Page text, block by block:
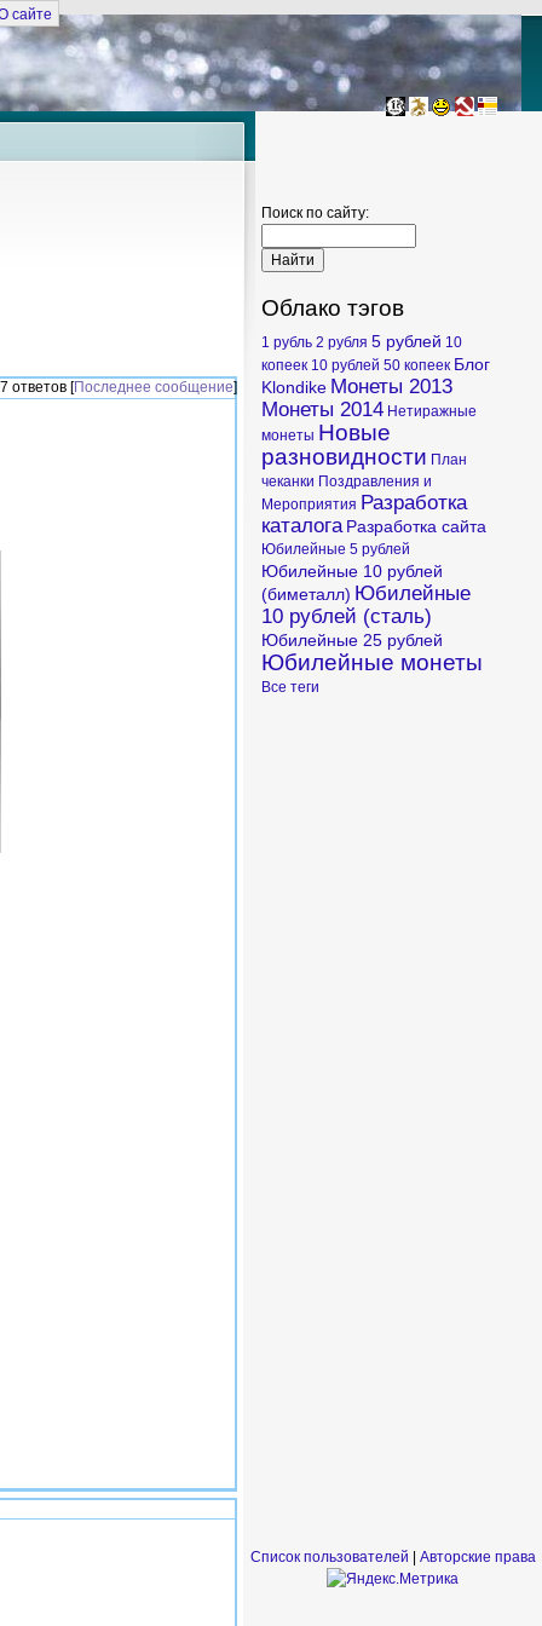
сайте
7 ответов [Последнее сообщение]
Поиск по сайту:
Облако тэгов
1 рубль 2 рубля 5 рублей 10
копеек 10 рублей 50 копеек Блог
Klondike Монеты 2013
Монеты 2014 Нетиражные
монеты Новые
разновидности План
чеканки Поздравления и
Мероприятия Разработка
каталога Разработка сайта
Юбилейные 5 рублей
Юбилейные 10 рублей
(биметалл) Юбилейные
10 рублей (сталь)
Юбилейные 25 рублей
Юбилейные монеты
Все теги
Список пользователей Авторские права